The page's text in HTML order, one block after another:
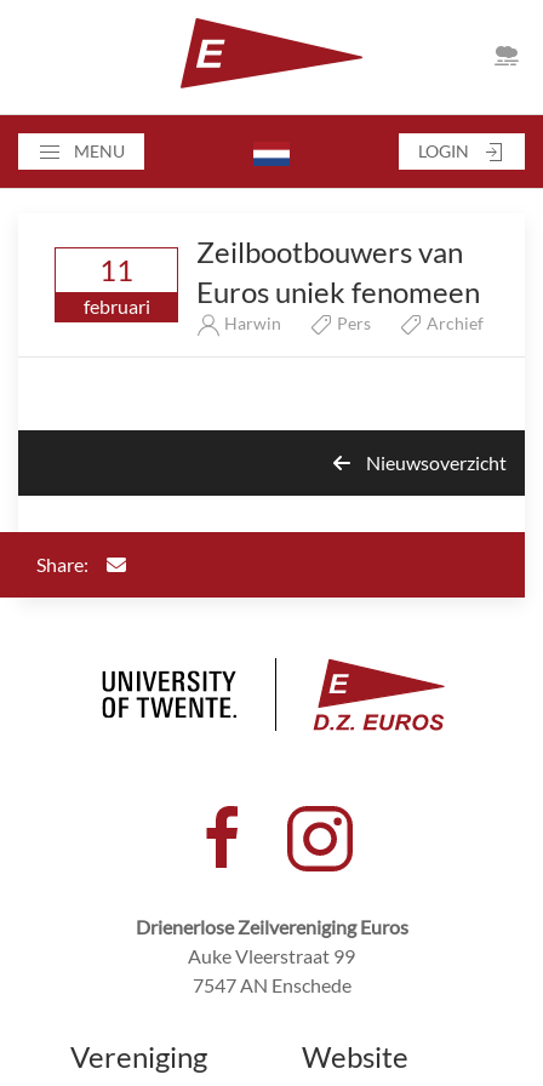
MENU LOGIN
11
februari
Zeilbootbouwers van
Euros uniek fenomeen
Harwin Pers Archief
Nieuwsoverzicht
Share:
Drienerlose Zeilvereniging Euros
Auke Vleerstraat 99
7547 AN Enschede
Vereniging Website